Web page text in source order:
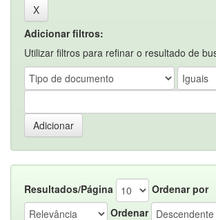
Adicionar filtros:
Utilizar filtros para refinar o resultado de
Resultados/Página
Ordenar por
Ordenar